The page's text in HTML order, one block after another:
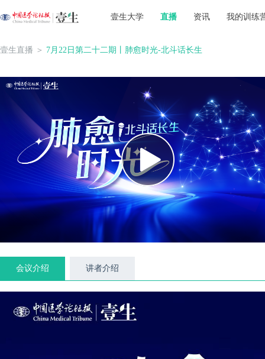
壹生大学 直播 资讯 我的训练
壹生直播 ＞ 7月22日第二十二期丨肺愈时光-北斗话长生
会议介绍 讲者介绍